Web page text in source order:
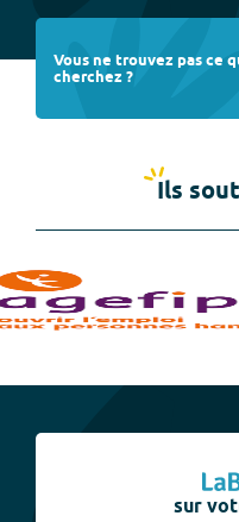
Vous ne trouvez pas ce
cherchez ?
Ils
sur